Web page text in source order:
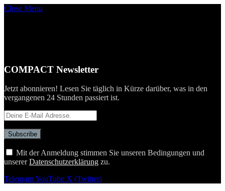
Close Menu
COMPACT Newsletter
Jetzt abonnieren! Lesen Sie täglich in Kürze darüber, was in den
vergangenen 24 Stunden passiert ist.
Mit der Anmeldung stimmen Sie unseren Bedingungen und
unsererDatenschutzerklärung zu.
TelegramYouTube X (Twitter)